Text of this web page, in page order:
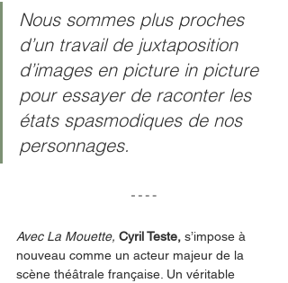
Nous sommes plus proches
d’un travail de juxtaposition
d’images en picture in picture
pour essayer de raconter les
états spasmodiques de nos
personnages.
Avec La Mouette, Cyril Teste, s’impose à
nouveau comme un acteur majeur de la
scène théâtrale française. Un véritable